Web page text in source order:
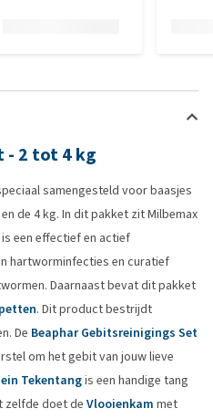
- 2 tot 4 kg
samengesteld voor baasjes
de 4 kg. In dit pakket zit Milbemax
een effectief en actief
hartworminfecties en curatief
Daarnaast bevat dit pakket
. Dit product bestrijdt
De Beaphar Gebitsreinigings Set
om het gebit van jouw lieve
Tekentangis een handige tang
zelfde doet de Vlooienkam met